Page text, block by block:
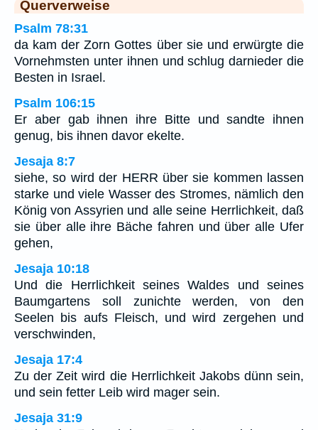
Querverweise
Psalm 78:31
da kam der Zorn Gottes über sie und erwürgte die
Vornehmsten unter ihnen und schlug darnieder die
Besten in Israel.
Psalm 106:15
Er aber gab ihnen ihre Bitte und sandte ihnen
genug, bis ihnen davor ekelte.
Jesaja 8:7
siehe, so wird der HERR über sie kommen lassen
starke und viele Wasser des Stromes, nämlich den
König von Assyrien und alle seine Herrlichkeit, daß
sie über alle ihre Bäche fahren und über alle Ufer
gehen,
Jesaja 10:18
Und die Herrlichkeit seines Waldes und seines
Baumgartens soll zunichte werden, von den
Seelen bis aufs Fleisch, und wird zergehen und
verschwinden,
Jesaja 17:4
Zu der Zeit wird die Herrlichkeit Jakobs dünn sein,
und sein fetter Leib wird mager sein.
Jesaja 31:9